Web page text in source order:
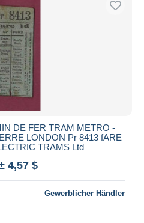
DE FER TRAM METRO -
LONDON Pr 8413 fARE
TRAMS Ltd
4,57 $
Gewerblicher Händler